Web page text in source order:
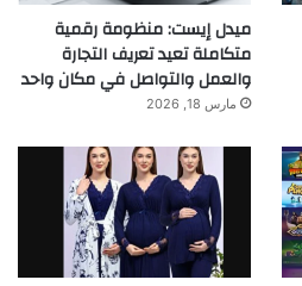
ميدل إيست: منظومة رقمية
متكاملة تعيد تعريف التجارة
والعمل والتواصل في مكان واحد
مارس 18, 2026